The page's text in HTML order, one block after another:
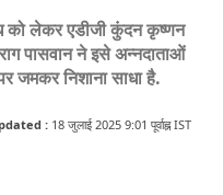
लेकर एडीजी कुंदन कृष्णन
पासवान ने इसे अन्नदाताओं
जमकर निशाना साधा है.
: 18 जुलाई 2025 9:01 पूर्वाह्न IST